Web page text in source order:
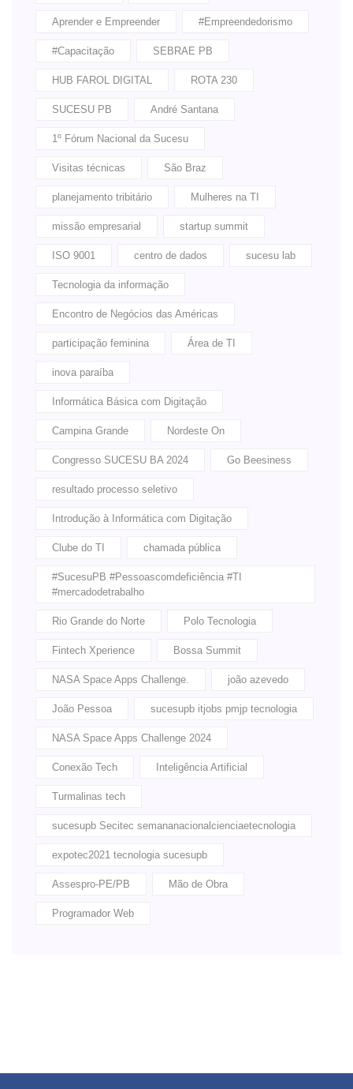
Aprender e Empreender #Empreendedorismo
#Capacitação SEBRAE PB
HUB FAROL DIGITAL ROTA 230
SUCESU PB André Santana
1º Fórum Nacional da Sucesu
Visitas técnicas São Braz
planejamento tribitário Mulheres na TI
missão empresarial startup summit
ISO 9001 centro de dados sucesu lab
Tecnologia da informação
Encontro de Negócios das Américas
participação feminina Área de TI
inova paraíba
Informática Básica com Digitação
Campina Grande Nordeste On
Congresso SUCESU BA 2024 Go Beesiness
resultado processo seletivo
Introdução à Informática com Digitação
Clube do TI chamada pública
#SucesuPB #Pessoascomdeficiência #TI
#mercadodetrabalho
Rio Grande do Norte Polo Tecnologia
Fintech Xperience Bossa Summit
NASA Space Apps Challenge. joão azevedo
João Pessoa sucesupb itjobs pmjp tecnologia
NASA Space Apps Challenge 2024
Conexão Tech Inteligência Artificial
Turmalinas tech
sucesupb Secitec semananacionalcienciaetecnologia
expotec2021 tecnologia sucesupb
Assespro-PE/PB Mão de Obra
Programador Web